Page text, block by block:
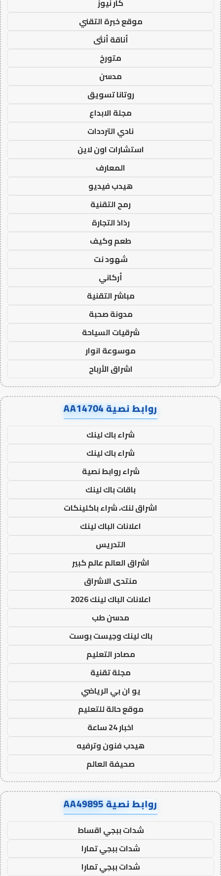
كار نيوز
موقع خبرة التقني
أناقة أنثى
متورخ
مدسن
روتانا تسويق
مجلة الابداع
نادي الترددات
استشارات اون لاين
المعارف
هيدب فيديو
رمح التقنية
رذاذ التجارة
طعم وكيف
شهود نت
أركاني
مباشر التقنية
مدونة صحبة
شرقيات السياحة
موسوعة انوار
اشراق الأرباح
روابط نصية AA14704
شراء باك لينك
شراء باك لينك
شراء روابط نصية
باقات باك لينك
اشراق لنك، شراء باكلينكات
اعلانات الباك لينك
التدريس
اشراق العالم عالم كبير
منتدى الاشراق
اعلانات الباك لينك 2026
مدسن طب
باك لينك وجيست بوست
مصادر التعليم
مجلة تقنية
يو ان بي الرياضي
موقع حالة للتعليم
اخبار 24 ساعة
هيدب فنون وترفيه
صحيفة العالم
روابط نصية AA49895
شدات ببجي اقساط
شدات ببجي تمارا
شدات ببجي تمارا